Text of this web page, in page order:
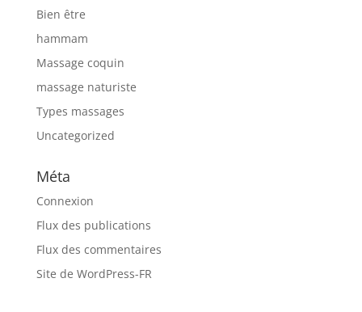
Bien être
hammam
Massage coquin
massage naturiste
Types massages
Uncategorized
Méta
Connexion
Flux des publications
Flux des commentaires
Site de WordPress-FR